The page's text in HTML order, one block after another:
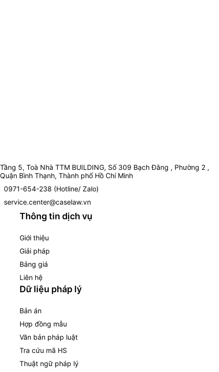
Tầng 5, Toà Nhà TTM BUILDING, Số 309 Bạch Đằng , Phường 2 ,
Quận Bình Thạnh, Thành phố Hồ Chí Minh
0971-654-238 (Hotline/ Zalo)
service.center@caselaw.vn
Thông tin dịch vụ
Giới thiệu
Giải pháp
Bảng giá
Liên hệ
Dữ liệu pháp lý
Bản án
Hợp đồng mẫu
Văn bản pháp luật
Tra cứu mã HS
Thuật ngữ pháp lý